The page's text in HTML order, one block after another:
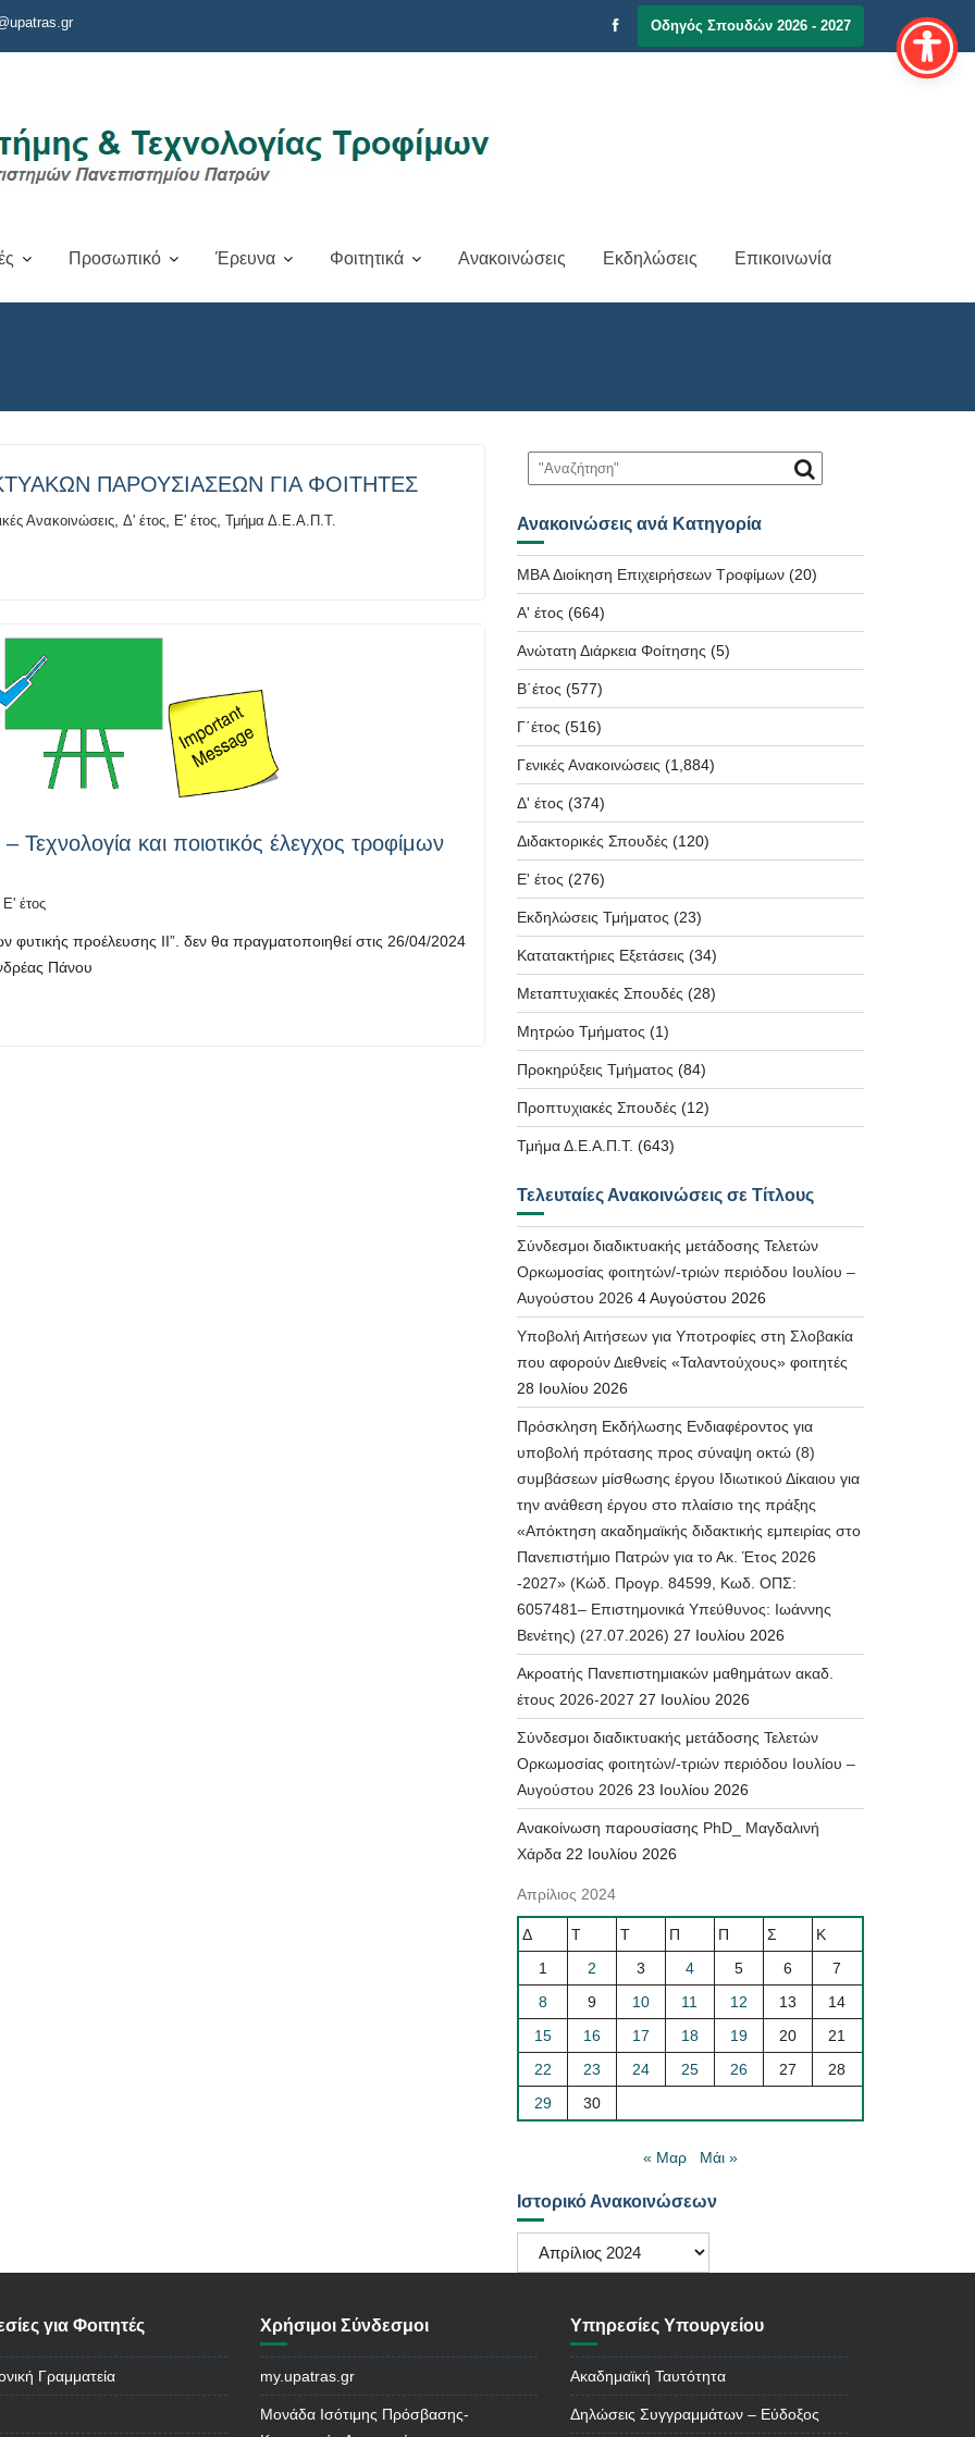
Οδηγός Σπουδών 2026 - 2027
Προσωπικό Έρευνα Φοιτητικά Ανακοινώσεις Εκδηλώσεις Επικοινωνία
ΠΑΡΟΥΣΙΑΣΕΩΝ ΓΙΑ ΦΟΙΤΗΤΕΣ
Ανακοινώσεις Δ' έτος Ε' έτος Τμήμα Δ.Ε.Α.Π.Τ.
και ποιοτικός έλεγχος τροφίμων
Ε' έτος
φυτικής προέλευσης ΙΙ”. δεν θα πραγματοποιηθεί στις 26/04/2024
Πάνου
Ανακοινώσεις ανά Κατηγορία
MBA Διοίκηση Επιχειρήσεων Τροφίμων(20)
Α' έτος (664)
Ανώτατη Διάρκεια Φοίτησης (5)
Β΄έτος (577)
Γ΄έτος (516)
Γενικές Ανακοινώσεις (1,884)
Δ' έτος (374)
Διδακτορικές Σπουδές (120)
Ε' έτος (276)
Εκδηλώσεις Τμήματος (23)
Κατατακτήριες Εξετάσεις (34)
Μεταπτυχιακές Σπουδές (28)
Μητρώο Τμήματος (1)
Προκηρύξεις Τμήματος (84)
Προπτυχιακές Σπουδές (12)
Τμήμα Δ.Ε.Α.Π.Τ. (643)
Τελευταίες Ανακοινώσεις σε Τίτλους
Σύνδεσμοι διαδικτυακής μετάδοσης Τελετών
Ορκωμοσίας φοιτητών/-τριών περιόδου Ιουλίου –
Αυγούστου 2026 4 Αυγούστου 2026
Υποβολή Αιτήσεων για Υποτροφίες στη Σλοβακία
που αφορούν Διεθνείς «Ταλαντούχους» φοιτητές
28 Ιουλίου 2026
Πρόσκληση Εκδήλωσης Ενδιαφέροντος για
υποβολή πρότασης προς σύναψη οκτώ (8)
συμβάσεων μίσθωσης έργου Ιδιωτικού Δίκαιου για
την ανάθεση έργου στο πλαίσιο της πράξης
«Απόκτηση ακαδημαϊκής διδακτικής εμπειρίας στο
Πανεπιστήμιο Πατρών για το Ακ. Έτος 2026
-2027» (Κώδ. Προγρ. 84599, Κωδ. ΟΠΣ:
6057481– Επιστημονικά Υπεύθυνος: Ιωάννης
Βενέτης) (27.07.2026) 27 Ιουλίου 2026
Ακροατής Πανεπιστημιακών μαθημάτων ακαδ.
έτους 2026-2027 27 Ιουλίου 2026
Σύνδεσμοι διαδικτυακής μετάδοσης Τελετών
Ορκωμοσίας φοιτητών/-τριών περιόδου Ιουλίου –
Αυγούστου 2026 23 Ιουλίου 2026
Ανακοίνωση παρουσίασης PhD_ Μαγδαλινή
Χάρδα 22 Ιουλίου 2026
Απρίλιος 2024
Δ Τ Τ Π Π Σ
Κ
1
2 3 4 5 6
7
8
9 10 11 12 13
14
15
16 17 18 19 20
21
22
23 24 25 26 27
28
29
30
« Μαρ Μάι »
Ιστορικό Ανακοινώσεων
Ιστορικό
Ανακοινώσεων
για Φοιτητές
Γραμματεία
Χρήσιμοι Σύνδεσμοι
my.upatras.gr
Μονάδα Ισότιμης Πρόσβασης-
Υπηρεσίες Υπουργείου
Ακαδημαϊκή Ταυτότητα
Δηλώσεις Συγγραμμάτων – Εύδοξος